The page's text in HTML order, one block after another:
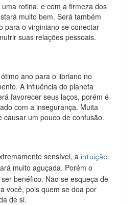
rotina, e com a firmeza dos
muito bem. Será também
para o virginiano se conectar
suas relações pessoais.
ano para o libriano no
A influência do planeta
favorecer seus laços, porém é
com a insegurança. Muita
causar um pouco de confusão.
sensível, aintuição
muito aguçada. Porém o
benéfico. Não se esqueça de
você, pois quem se doa por
de si.